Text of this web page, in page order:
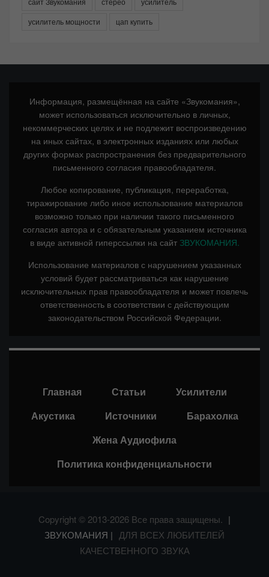
усилитель мощности
цап купить
Информация, размещённая на сайте «Звукомания»,
может использоваться исключительно в личных,
некоммерческих целях и не подлежит воспроизведению
на иных сайтах, в электронных изданиях или любых
других формах распространения без предварительного
письменного согласия правообладателя.
Любое копирование, публикация, переработка,
тиражирование либо иное использование материалов
возможно только при наличии такого письменного
согласия автора и с обязательным указанием источника
в виде активной гиперссылки на сайт ЗВУКОМАНИЯ.
Использование материалов с нарушением указанных
условий будет рассматриваться как нарушение
исключительных прав правообладателя и может повлечь
ответственность в соответствии с действующим
законодательством Российской Федерации.
Главная Статьи
Усилители
Акустика
Источники
Барахолка
Жена Аудиофила
Политика конфиденциальности
Copyright © 2013-2026 Все права защищены. |
ЗВУКОМАНИЯ | ДЛЯ ВСЕХ ЛЮБИТЕЛЕЙ
КАЧЕСТВЕННОГО ЗВУКА